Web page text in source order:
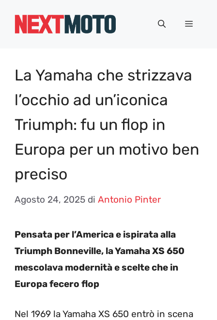
Menu
La Yamaha che strizzava
l’occhio ad un’iconica
Triumph: fu un flop in
Europa per un motivo ben
preciso
Agosto 24, 2025 di Antonio Pinter
Pensata per l’America e ispirata alla
Triumph Bonneville, la Yamaha XS 650
mescolava modernità e scelte che in
Europa fecero flop
Nel 1969 la Yamaha XS 650 entrò in scena